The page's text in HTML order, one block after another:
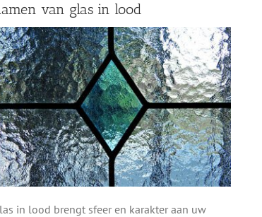
van glas in lood
in lood brengt sfeer en karakter aan uw